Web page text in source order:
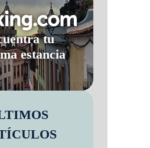
tu
estancia